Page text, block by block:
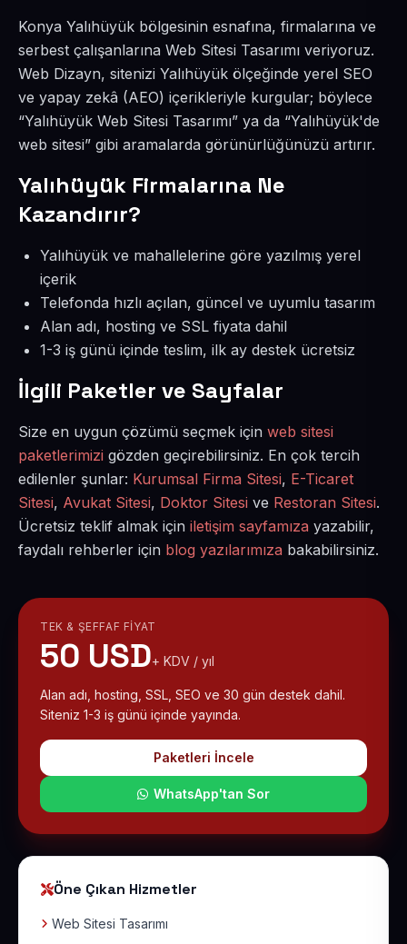
Konya Yalıhüyük bölgesinin esnafına, firmalarına ve
serbest çalışanlarına Web Sitesi Tasarımı veriyoruz.
Web Dizayn, sitenizi Yalıhüyük ölçeğinde yerel SEO
ve yapay zekâ (AEO) içerikleriyle kurgular; böylece
“Yalıhüyük Web Sitesi Tasarımı” ya da “Yalıhüyük'de
web sitesi” gibi aramalarda görünürlüğünüzü artırır.
Yalıhüyük Firmalarına Ne
Kazandırır?
Yalıhüyük ve mahallelerine göre yazılmış yerel
içerik
Telefonda hızlı açılan, güncel ve uyumlu tasarım
Alan adı, hosting ve SSL fiyata dahil
1-3 iş günü içinde teslim, ilk ay destek ücretsiz
İlgili Paketler ve Sayfalar
Size en uygun çözümü seçmek için web sitesi
paketlerimizi gözden geçirebilirsiniz. En çok tercih
edilenler şunlar: Kurumsal Firma Sitesi, E-Ticaret
Sitesi, Avukat Sitesi, Doktor Sitesi ve Restoran Sitesi.
Ücretsiz teklif almak için iletişim sayfamıza yazabilir,
faydalı rehberler için blog yazılarımıza bakabilirsiniz.
TEK & ŞEFFAF FIYAT
50 USD+ KDV / yıl
Alan adı, hosting, SSL, SEO ve 30 gün destek dahil.
Siteniz 1-3 iş günü içinde yayında.
Paketleri İncele
WhatsApp'tan Sor
Öne Çıkan Hizmetler
Web Sitesi Tasarımı